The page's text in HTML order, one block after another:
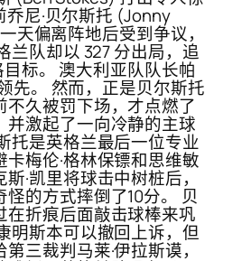
乔尼·贝尔斯托 (Jonny
天偏离阵地后受到争议，
兰队却以 327 分出局，追
目标。 澳大利亚队队长帕
先。 然而，正是贝尔斯托
不久被罚下场，才点燃了
并激起了一向冷静的主球
托是英格兰最后一位专业
梅伦·格林保镖和思维敏
·凯里将球击中树桩后，
的方式摔倒了10分。 贝
在折痕后面敲击球棒来巩
明斯本可以撤回上诉，但
三裁判马莱·伊拉斯谟，